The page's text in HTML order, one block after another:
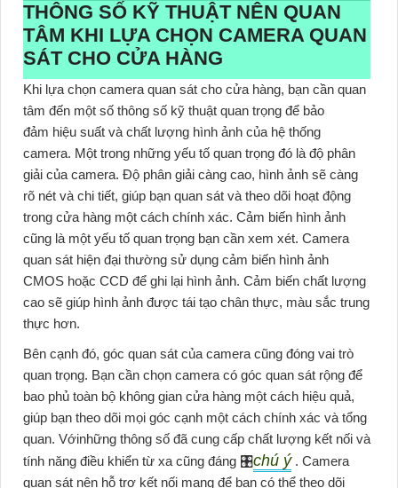
THÔNG SỐ KỸ THUẬT NÊN QUAN
TÂM KHI LỰA CHỌN CAMERA QUAN
SÁT CHO CỬA HÀNG
Khi lựa chọn camera quan sát cho cửa hàng, bạn cần quan
tâm đến một số thông số kỹ thuật quan trọng để bảo
đảm hiệu suất và chất lượng hình ảnh của hệ thống
camera. Một trong những yếu tố quan trọng đó là độ phân
giải của camera. Độ phân giải càng cao, hình ảnh sẽ càng
rõ nét và chi tiết, giúp bạn quan sát và theo dõi hoạt động
trong cửa hàng một cách chính xác. Cảm biến hình ảnh
cũng là một yếu tố quan trọng bạn cần xem xét. Camera
quan sát hiện đại thường sử dụng cảm biến hình ảnh
CMOS hoặc CCD để ghi lại hình ảnh. Cảm biến chất lượng
cao sẽ giúp hình ảnh được tái tạo chân thực, màu sắc trung
thực hơn.
Bên cạnh đó, góc quan sát của camera cũng đóng vai trò
quan trọng. Bạn cần chọn camera có góc quan sát rộng để
bao phủ toàn bộ không gian cửa hàng một cách hiệu quả,
giúp bạn theo dõi mọi góc cạnh một cách chính xác và tổng
quan. Vớinhững thông số đã cung cấp chất lượng kết nối và
tính năng điều khiển từ xa cũng đáng 🎛chú ý. Camera
quan sát nên hỗ trợ kết nối mạng để bạn có thể theo dõi